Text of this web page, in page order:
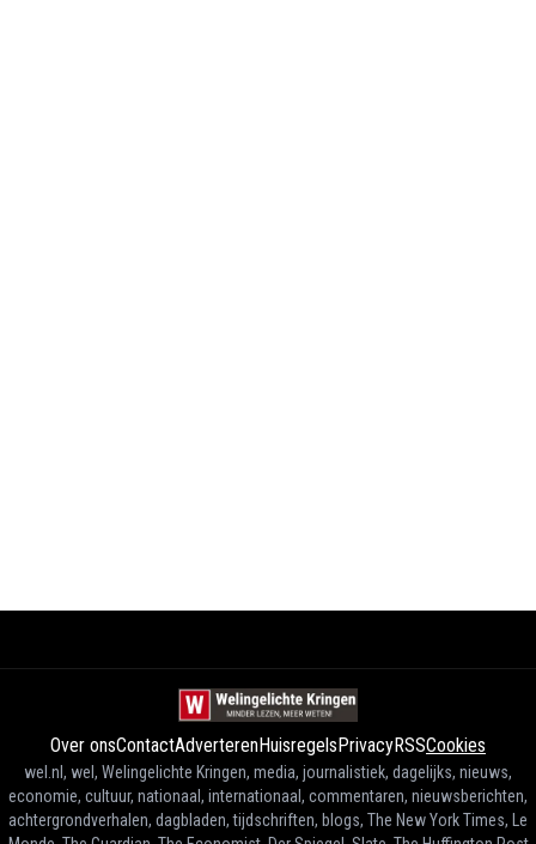
Over onsContactAdverterenHuisregelsPrivacyRSSCookies
wel.nl, wel, Welingelichte Kringen, media, journalistiek, dagelijks, nieuws,
economie, cultuur, nationaal, internationaal, commentaren, nieuwsberichten,
achtergrondverhalen, dagbladen, tijdschriften, blogs, The New York Times, Le